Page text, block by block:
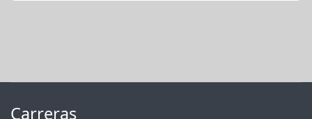
Carreras